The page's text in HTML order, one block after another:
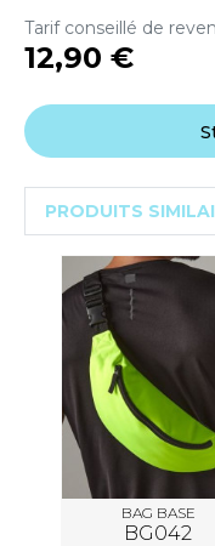
SHIRT
SHIRT
- BLOUSON
HOODS
T'S
SERIE
Tarif conseillé de
12,90 €
PRODUITS
BAG BASE
BG042